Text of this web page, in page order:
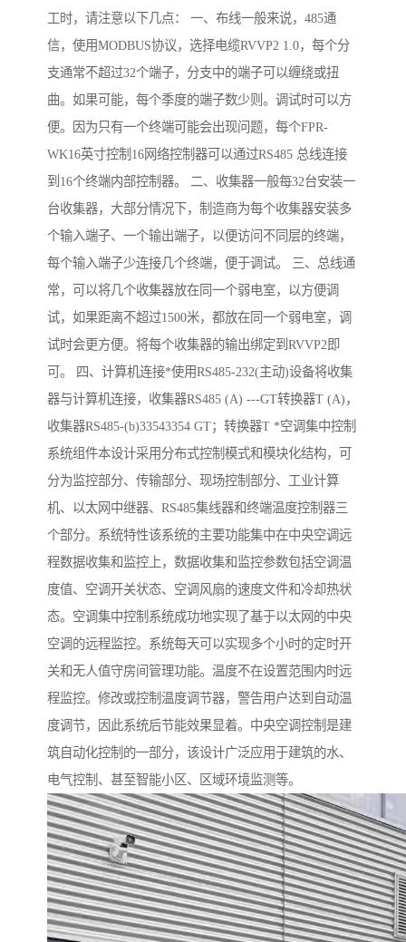
工时，请注意以下几点： 一、布线一般来说，485通
信，使用MODBUS协议，选择电缆RVVP2 1.0，每个分
支通常不超过32个端子，分支中的端子可以缠绕或扭
曲。如果可能，每个季度的端子数少则。调试时可以方
便。因为只有一个终端可能会出现问题，每个FPR-
WK16英寸控制16网络控制器可以通过RS485 总线连接
到16个终端内部控制器。 二、收集器一般每32台安装一
台收集器，大部分情况下，制造商为每个收集器安装多
个输入端子、一个输出端子，以便访问不同层的终端，
每个输入端子少连接几个终端，便于调试。 三、总线通
常，可以将几个收集器放在同一个弱电室，以方便调
试，如果距离不超过1500米，都放在同一个弱电室，调
试时会更方便。将每个收集器的输出绑定到RVVP2即
可。 四、计算机连接*使用RS485-232(主动)设备将收集
器与计算机连接，收集器RS485 (A) ---GT转换器T (A)，
收集器RS485-(b)33543354 GT；转换器T *空调集中控制
系统组件本设计采用分布式控制模式和模块化结构，可
分为监控部分、传输部分、现场控制部分、工业计算
机、以太网中继器、RS485集线器和终端温度控制器三
个部分。系统特性该系统的主要功能集中在中央空调远
程数据收集和监控上，数据收集和监控参数包括空调温
度值、空调开关状态、空调风扇的速度文件和冷却热状
态。空调集中控制系统成功地实现了基于以太网的中央
空调的远程监控。系统每天可以实现多个小时的定时开
关和无人值守房间管理功能。温度不在设置范围内时远
程监控。修改或控制温度调节器，警告用户达到自动温
度调节，因此系统后节能效果显着。中央空调控制是建
筑自动化控制的一部分，该设计广泛应用于建筑的水、
电气控制、甚至智能小区、区域环境监测等。